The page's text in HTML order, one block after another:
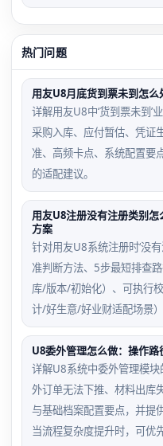
热门问题
用友U8月底货到票未到怎
详解用友U8中‘货到票未到’
采购入库、应付暂估、凭证
准、高频卡点、系统配置要
的适配建议。
用友U8注册没有注册类别
方案
针对用友U8系统注册时‘没
准判断方法、5步最短排查
库/版本/初始化）、可执行
计/好生意/好业财适配场景）
U8委外管理怎么做：操作
详解U8系统中委外管理模
外订单无法下推、材料出库
与基础档案配置要点，并提
当流程复杂度提升时，可优